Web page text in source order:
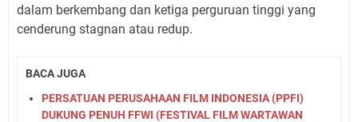
dalam berkembang dan ketiga perguruan tinggi yang
cenderung stagnan atau redup.
BACA JUGA
PERSATUAN PERUSAHAAN FILM INDONESIA (PPFI)
DUKUNG PENUH FFWI (FESTIVAL FILM WARTAWAN